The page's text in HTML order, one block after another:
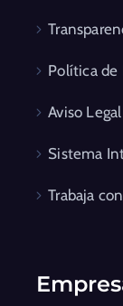
Política de
Aviso Legal
Sistema
Trabaja